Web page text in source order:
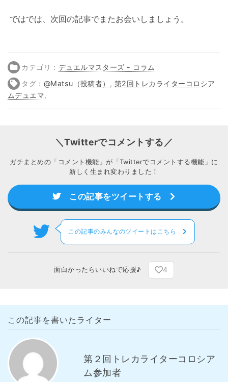
ではでは、次回の記事でまたお会いしましょう。
カテゴリ： デュエルマスターズ - コラム
タグ： @Matsu（投稿者） , 第2回トレカライターコロシア
ムデュエマ,
＼Twitterでコメントする／
ガチまとめの「コメント機能」が「Twitterでコメントする機能」に
新しく生まれ変わりました！
この記事をツイートする
この記事のみんなのツイートはこちら
面白かったらいいねで応援♪ 4
この記事を書いたライター
第２回トレカライターコロシア
ム参加者